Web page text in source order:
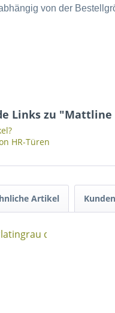
von der
Links zu "Mattline
HR-Türen
Artikel